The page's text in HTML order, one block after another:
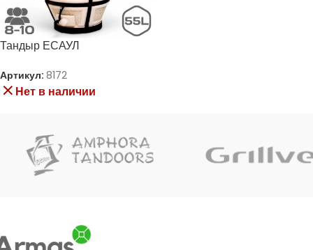
Тандыр ЕСАУЛ
Артикул: 8172
Нет в наличии